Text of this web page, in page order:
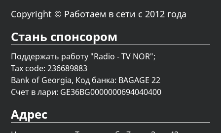
Copyright © Работаем в сети с 2012 года
Стань спонсором
Поддержать работу "Radio - TV NOR";
Tax code: 236689883
Bank of Georgia, Код банка: BAGAGE 22
Счет в лари: GE36BG0000000694040400
Адрес